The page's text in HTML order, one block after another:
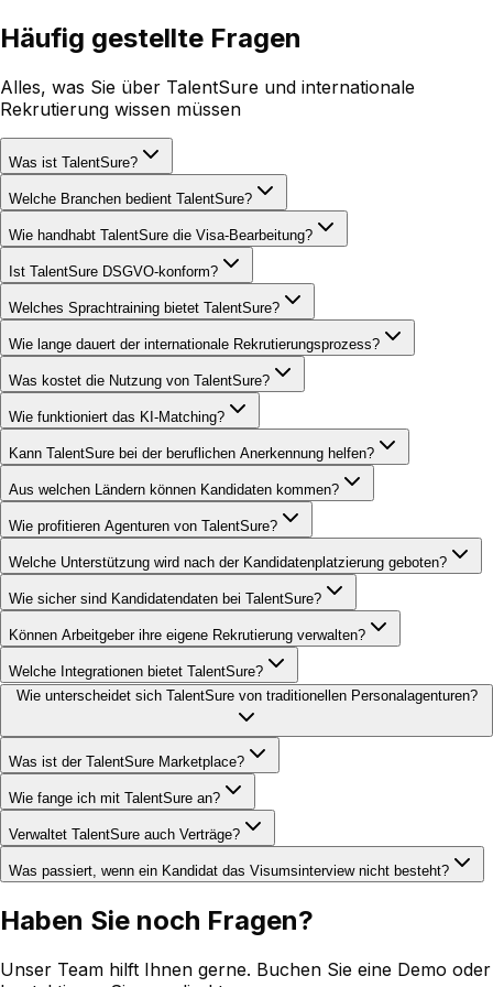
Häufig gestellte Fragen
Alles, was Sie über TalentSure und internationale
Rekrutierung wissen müssen
Was ist TalentSure?
Welche Branchen bedient TalentSure?
Wie handhabt TalentSure die Visa-Bearbeitung?
Ist TalentSure DSGVO-konform?
Welches Sprachtraining bietet TalentSure?
Wie lange dauert der internationale Rekrutierungsprozess?
Was kostet die Nutzung von TalentSure?
Wie funktioniert das KI-Matching?
Kann TalentSure bei der beruflichen Anerkennung helfen?
Aus welchen Ländern können Kandidaten kommen?
Wie profitieren Agenturen von TalentSure?
Welche Unterstützung wird nach der Kandidatenplatzierung geboten?
Wie sicher sind Kandidatendaten bei TalentSure?
Können Arbeitgeber ihre eigene Rekrutierung verwalten?
Welche Integrationen bietet TalentSure?
Wie unterscheidet sich TalentSure von traditionellen Personalagenturen?
Was ist der TalentSure Marketplace?
Wie fange ich mit TalentSure an?
Verwaltet TalentSure auch Verträge?
Was passiert, wenn ein Kandidat das Visumsinterview nicht besteht?
Haben Sie noch Fragen?
Unser Team hilft Ihnen gerne. Buchen Sie eine Demo oder